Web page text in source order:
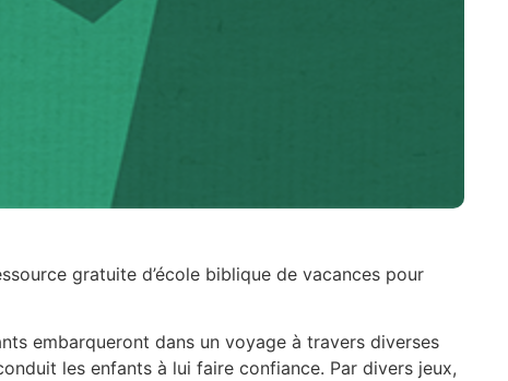
gratuite d’école biblique de vacances pour
embarqueront dans un voyage à travers diverses
les enfants à lui faire confiance. Par divers jeux,